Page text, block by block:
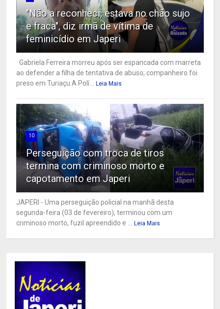
"Não a reconheci, estava no chão sujo
e fraca", diz irmã de vítima de
feminicídio em Japeri
Gabriela Ferreira morreu após ser espancada com marreta
ao defender a filha de tentativa de abuso; companheiro foi
preso em Turiaçu A Polí... Leia Mais
10
Perseguição com troca de tiros
termina com criminoso morto e
capotamento em Japeri
JAPERI - Uma perseguição policial na manhã desta
segunda-feira (03 de fevereiro), terminou com um
criminoso morto, fuzil apreendido e ... Leia Mais